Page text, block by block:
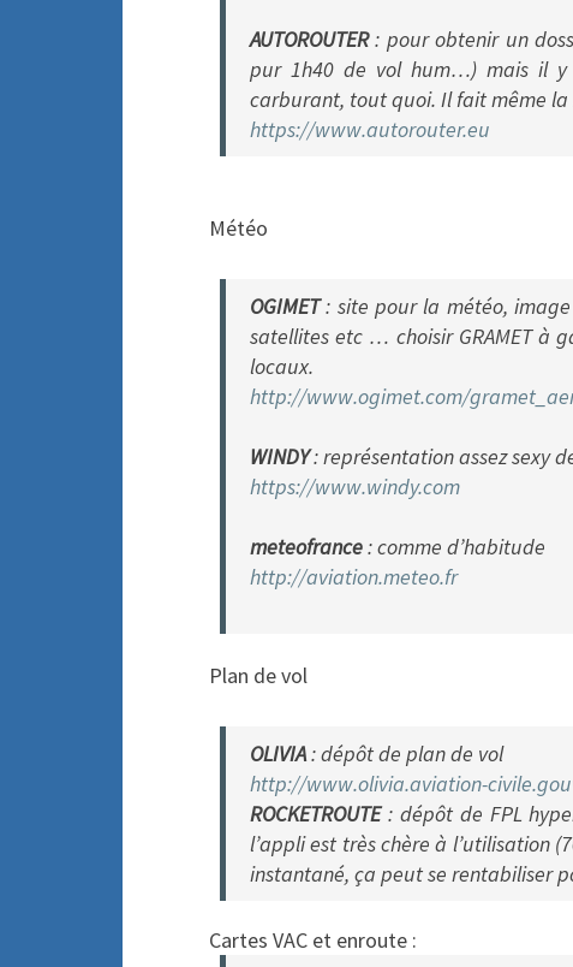
AUTOROUTER: pour obtenir un
pur 1h40 de vol hum…) mais il y
carburant, tout quoi. Il fait même
https://www.autorouter.eu
Météo
OGIMET: site pour la météo,
satellites etc … choisir GRAMET à
locaux.
http://www.ogimet.com/gramet_
WINDY: représentation assez sexy
https://www.windy.com
meteofrance: comme d’habitude
http://aviation.meteo.fr
Plan de vol
OLIVIA: dépôt de plan de vol
http://www.olivia.aviation-
ROCKETROUTE: dépôt de FPL
l’appli est très chère à l’utilisation
instantané, ça peut se rentabiliser
Cartes VAC et enroute :